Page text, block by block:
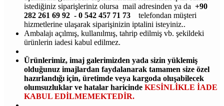
istediğiniz siparişleriniz olursa mail adresinden ya da +90
282 261 69 92 - 0 542 457 71 73
telefondan müşteri
hizmetlerine ulaşarak siparişinizin iptalini isteyiniz..
Ambalajı açılmış, kullanılmış, tahrip edilmiş vb. şekildeki
ürünlerin iadesi kabul edilmez.
Ürünlerimiz, imaj galerimizden yada sizin yüklemiş
olduğunuz imajlardan faydalanarak tamamen size özel
hazırlandığı için, üretimde veya kargoda oluşabilecek
olumsuzluklar ve hatalar haricinde KESİNLİKLE İADE
KABUL EDİLMEMEKTEDİR.